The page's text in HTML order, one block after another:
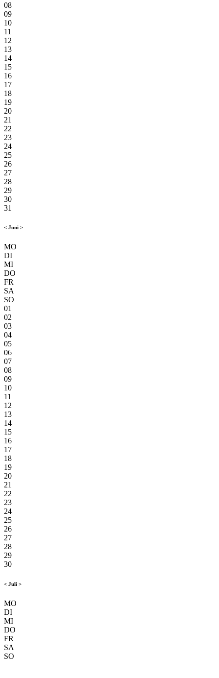
08
09
10
11
12
13
14
15
16
17
18
19
20
21
22
23
24
25
26
27
28
29
30
31
< Juni >
MO
DI
MI
DO
FR
SA
SO
01
02
03
04
05
06
07
08
09
10
11
12
13
14
15
16
17
18
19
20
21
22
23
24
25
26
27
28
29
30
< Juli >
MO
DI
MI
DO
FR
SA
SO